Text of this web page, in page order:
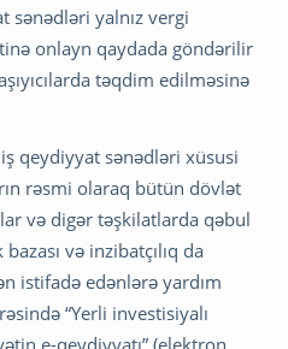
sənədləri yalnız vergi
onlayn qaydada göndərilir
təqdim edilməsinə
qeydiyyat sənədləri xüsusi
rəsmi olaraq bütün dövlət
və digər təşkilatlarda qəbul
və inzibatçılıq da
istifadə edənlərə yardım
“Yerli investisiyalı